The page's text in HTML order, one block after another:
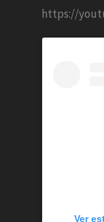
https://
Ver